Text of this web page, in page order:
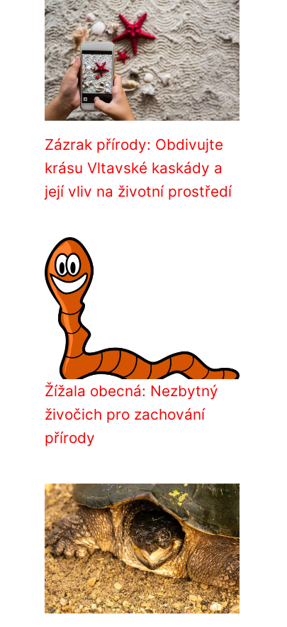
Zázrak přírody: Obdivujte
krásu Vltavské kaskády a
její vliv na životní prostředí
Žížala obecná: Nezbytný
živočich pro zachování
přírody